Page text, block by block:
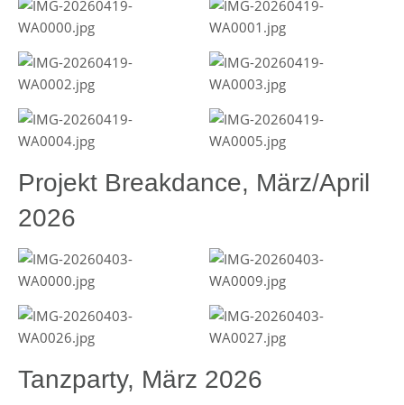
Projekt Breakdance, März/April
2026
Tanzparty, März 2026